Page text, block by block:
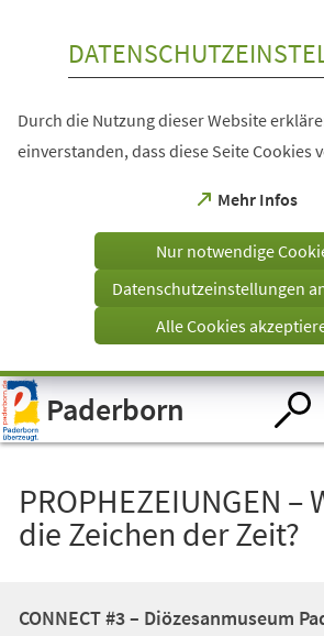
Visuelle
Assistenzsoftware
öffnen.
Durch die Nutzung dieser Website
einverstanden, dass diese Seite Cookies
Mehr Infos
(Öffnet
einem
Tab)
Nur notwendige
Datenschutzeinstellungen
Alle Cookies
Paderborn
PROPHEZEIUNGEN
die Zeichen der Zeit?
CONNECT #3 – Diözesanmuseum